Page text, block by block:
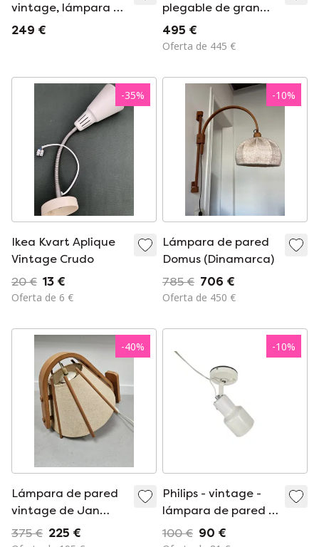
vintage, lámpara de
taller, lámpara de
249 €
plegable de gran
tamaño en madera
de teca, diseñado
Le Klint, Dinamarca,
década de 1960.
495 €
Oferta de 445 €
-35%
Ikea Kvart Aplique
Vintage Crudo
20 € 13 €
Oferta de 6 €
-10%
Lámpara de pared
Domus (Dinamarca)
785 € 706 €
Oferta de 450 €
-40%
Lámpara de pared
vintage de Jan
Wickelgren para
375 € 225 €
-10%
Philips - vintage -
lámpara de pared -
metal - plástico -
100 € 90 €